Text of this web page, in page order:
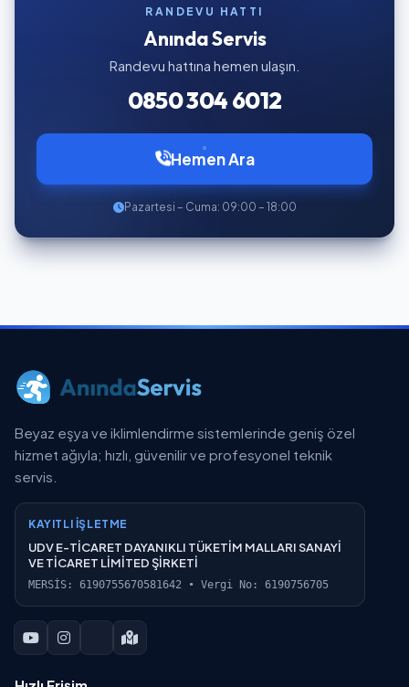
RANDEVU HATTI
Anında Servis
Randevu hattına hemen ulaşın.
0850 304 6012
Hemen Ara
Pazartesi – Cuma: 09:00 – 18:00
Beyaz eşya ve iklimlendirme sistemlerinde geniş özel
hizmet ağıyla; hızlı, güvenilir ve profesyonel teknik
servis.
KAYITLI İŞLETME
UDV E-TİCARET DAYANIKLI TÜKETİM MALLARI SANAYİ
VE TİCARET LİMİTED ŞİRKETİ
MERSİS: 6190755670581642 • Vergi No: 6190756705